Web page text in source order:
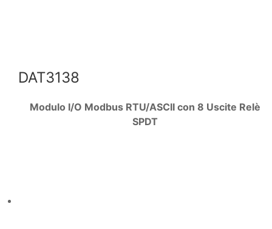
DAT3138
Modulo I/O Modbus RTU/ASCII con 8 Uscite Relè
SPDT